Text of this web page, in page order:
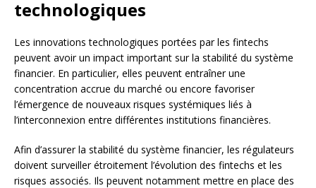
technologiques
Les innovations technologiques portées par les fintechs
peuvent avoir un impact important sur la stabilité du système
financier. En particulier, elles peuvent entraîner une
concentration accrue du marché ou encore favoriser
l’émergence de nouveaux risques systémiques liés à
l’interconnexion entre différentes institutions financières.
Afin d’assurer la stabilité du système financier, les régulateurs
doivent surveiller étroitement l’évolution des fintechs et les
risques associés. Ils peuvent notamment mettre en place des